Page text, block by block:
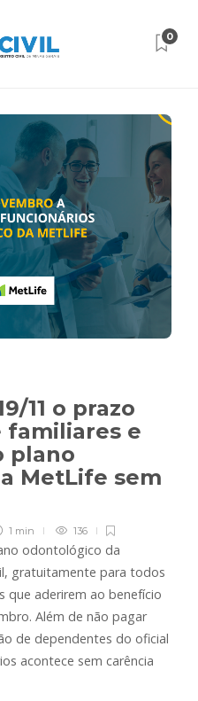
0
11 o prazo
familiares e
plano
MetLife sem
1 min 136
odontológico da
gratuitamente para todos
que aderirem ao benefício
Além de não pagar
de dependentes do oficial
acontece sem carência